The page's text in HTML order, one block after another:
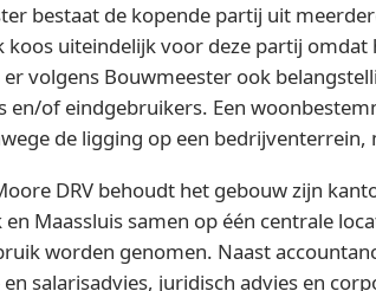
bestaat de kopende partij uit
koos uiteindelijk voor deze partij
volgens Bouwmeester ook
en/of eindgebruikers. Een
de ligging op een
DRV behoudt het gebouw zijn
Maassluis samen op één centrale
worden genomen. Naast
salarisadvies, juridisch advies en